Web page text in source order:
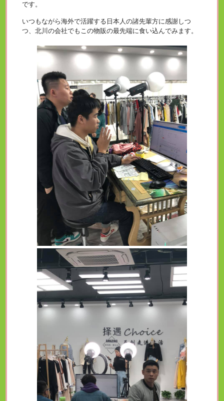
です。
いつもながら海外で活躍する日本人の諸先輩方に感謝しつ
つ、北川の会社でもこの物販の最先端に食い込んでみます。